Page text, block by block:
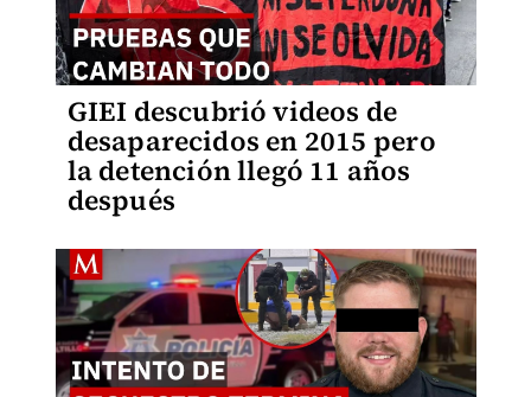
GIEI descubrió videos de
desaparecidos en 2015 pero
la detención llegó 11 años
después